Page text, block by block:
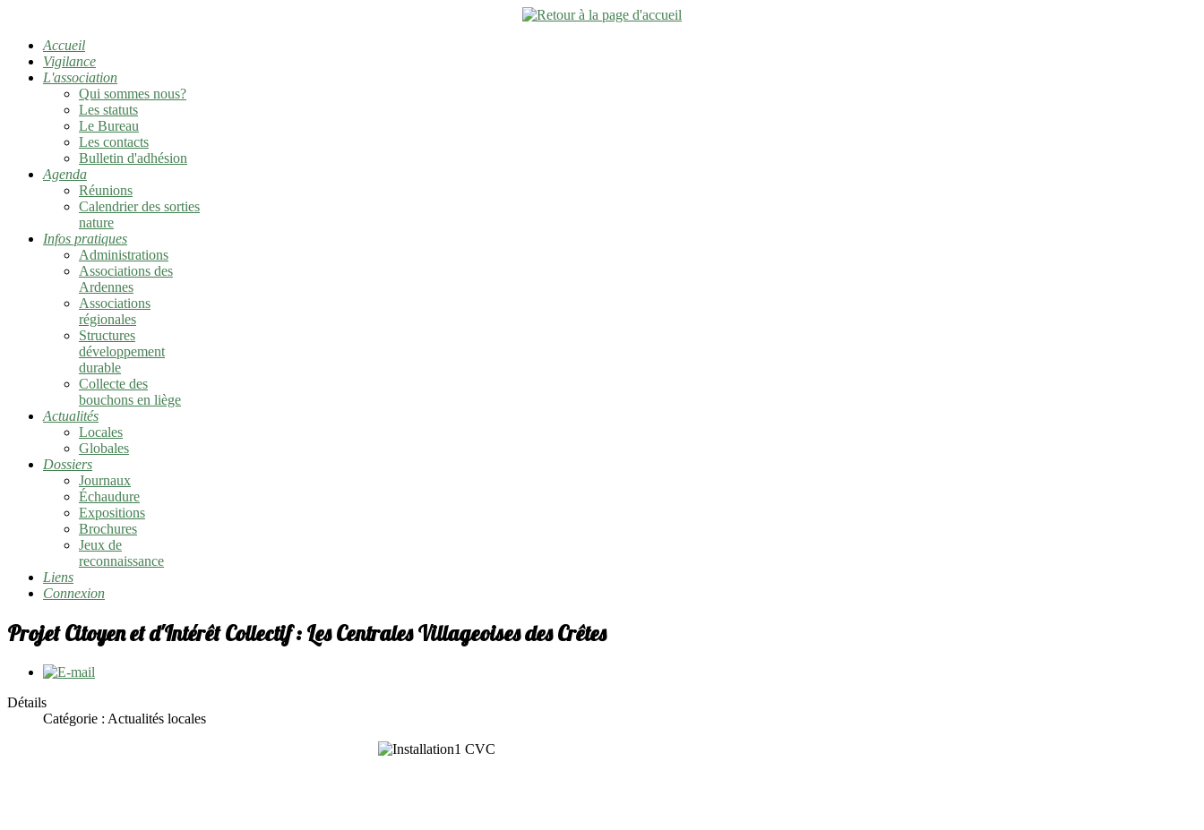
Accueil
Vigilance
L'association
Qui sommes nous?
Les statuts
Le Bureau
Les contacts
Bulletin d'adhésion
Agenda
Réunions
Calendrier des sorties
nature
Infos pratiques
Administrations
Associations des
Ardennes
Associations
régionales
Structures
développement
durable
Collecte des
bouchons en liège
Actualités
Locales
Globales
Dossiers
Journaux
Échaudure
Expositions
Brochures
Jeux de
reconnaissance
Liens
Connexion
Projet Citoyen et d'Intérêt Collectif : Les Centrales Villageoises des Crêtes
Détails
Catégorie : Actualités locales